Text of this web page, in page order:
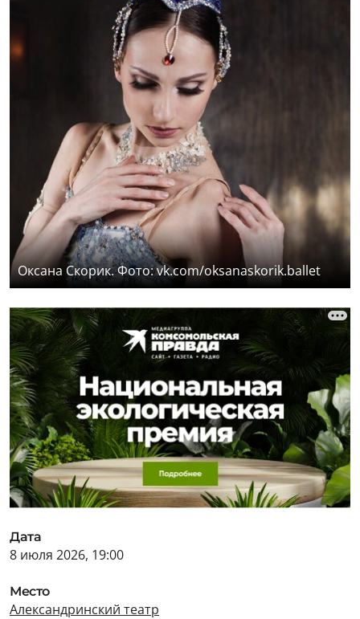
Оксана Скорик. Фото: vk.com/oksanaskorik.ballet
Дата
8 июля 2026, 19:00
Место
Александринский театр